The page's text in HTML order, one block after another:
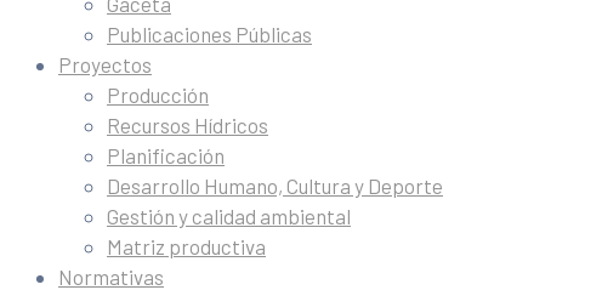
Publicaciones Públicas
Proyectos
Producción
Recursos Hídricos
Planificación
Desarrollo Humano, Cultura y Deporte
Gestión y calidad ambiental
Matriz productiva
Normativas